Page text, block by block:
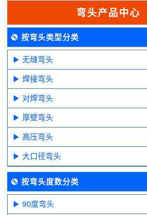
弯头产品中心
按弯头类型分类
无缝弯头
焊接弯头
对焊弯头
厚壁弯头
高压弯头
大口径弯头
按弯头度数分类
90度弯头